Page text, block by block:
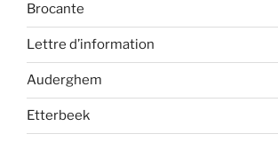
Brocante
Lettre d’information
Auderghem
Etterbeek